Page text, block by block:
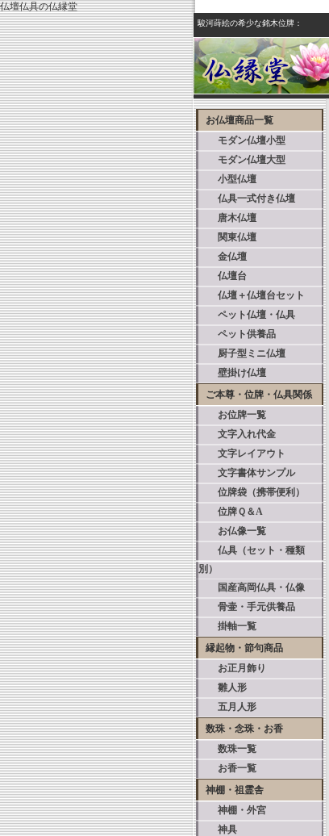
仏壇仏具の仏縁堂
駿河蒔絵の希少な銘木位牌：
お仏壇商品一覧
モダン仏壇小型
モダン仏壇大型
小型仏壇
仏具一式付き仏壇
唐木仏壇
関東仏壇
金仏壇
仏壇台
仏壇＋仏壇台セット
ペット仏壇・仏具
ペット供養品
厨子型ミニ仏壇
壁掛け仏壇
ご本尊・位牌・仏具関係
お位牌一覧
文字入れ代金
文字レイアウト
文字書体サンプル
位牌袋（携帯便利）
位牌Ｑ＆A
お仏像一覧
仏具（セット・種類
別）
国産高岡仏具・仏像
骨壷・手元供養品
掛軸一覧
縁起物・節句商品
お正月飾り
雛人形
五月人形
数珠・念珠・お香
数珠一覧
お香一覧
神棚・祖霊舎
神棚・外宮
神具